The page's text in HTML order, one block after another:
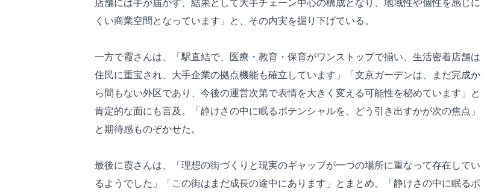
店舗には手が届かず、結果として大手チェーン中心の構成となり、地域性や個性を感じに
くい商業空間となっています」と、その内実を掘り下げている。
一方で霞さんは、「駅直結で、医療・教育・保育がワンストップで揃い、生活密着店舗は
住民に重宝され、大手企業の拠点機能も確立しています」「文京ガーデンは、まだ完成か
ら間もない外区であり、今後の運営次第で表情を大きく変える可能性を秘めています」と
肯定的な面にも言及。「静けさの中に眠るポテンシャルを、どう引き出すかが次の焦点」
と期待感ものぞかせた。
最後に霞さんは、「理想の街づくりと現実のギャップが一つの場所に重なって存在してい
るようでした」「この街はまだ成長の途中にあります」とまとめ、「静けさの中に眠るポ